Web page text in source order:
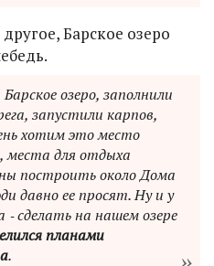
Барское озеро
озеро, заполнили
запустили карпов,
хотим это место
места для отдыха
построить около Дома
давно ее просят. Ну и у
сделать на нашем озере
планами
.